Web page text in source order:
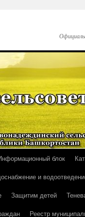
блок
и
Защитим детей
Реестр